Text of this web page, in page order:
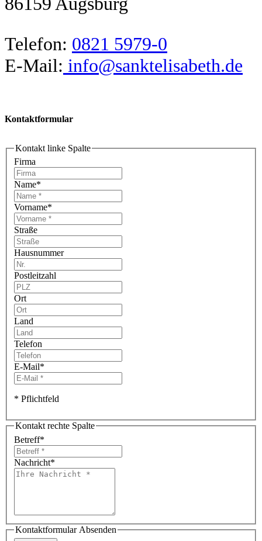
Telefon: 0821 5979-0
E-Mail: info@sanktelisabeth.de
Kontaktformular
Kontakt linke Spalte
Firma
Name*
Vorname*
Straße
Hausnummer
Postleitzahl
Ort
Land
Telefon
E-Mail*
* Pflichtfeld
Kontakt rechte Spalte
Betreff*
Nachricht*
Kontaktformular Absenden